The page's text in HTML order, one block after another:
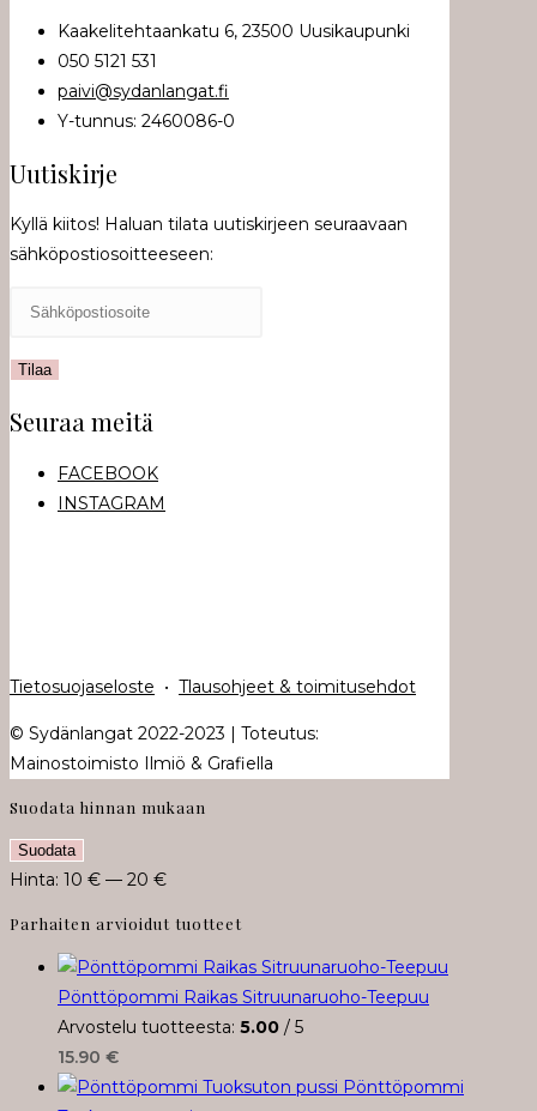
Kaakelitehtaankatu 6, 23500 Uusikaupunki
050 5121 531
paivi@sydanlangat.fi
Y-tunnus: 2460086-0
Uutiskirje
Kyllä kiitos! Haluan tilata uutiskirjeen seuraavaan
sähköpostiosoitteeseen:
Seuraa meitä
FACEBOOK
INSTAGRAM
Tietosuojaseloste • Tlausohjeet & toimitusehdot
© Sydänlangat 2022-2023 | Toteutus:
Mainostoimisto Ilmiö & Grafiella
Suodata hinnan mukaan
Minimihinta
Maksimihinta
Suodata
Hinta: 10 € — 20 €
Parhaiten arvioidut tuotteet
Pönttöpommi Raikas Sitruunaruoho-Teepuu
Arvostelu tuotteesta: 5.00 / 5
15.90 €
Pönttöpommi